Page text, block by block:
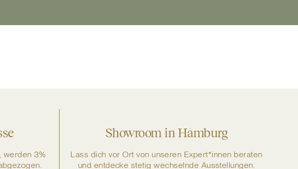
werden 3%
Showroom in Hamburg
Lass dich vor Ort von unseren Expert*innen beraten
und entdecke stetig wechselnde Ausstellungen.